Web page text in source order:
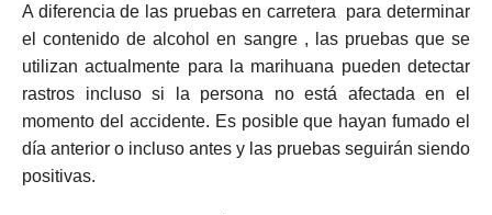
A diferencia de las pruebas en carretera para determinar
el contenido de alcohol en sangre, las pruebas que se
utilizan actualmente para la marihuana pueden detectar
rastros incluso si la persona no está afectada en el
momento del accidente. Es posible que hayan fumado el
día anterior o incluso antes y las pruebas seguirán siendo
positivas.